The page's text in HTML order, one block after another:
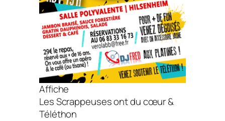
Affiche
Les Scrappeuses ont du cœur &
Téléthon